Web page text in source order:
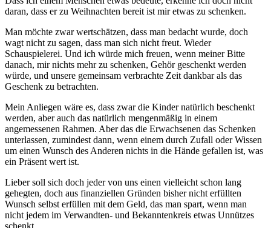
daran, dass er zu Weihnachten bereit ist mir etwas zu schenken.
Man möchte zwar wertschätzen, dass man bedacht wurde, doch
wagt nicht zu sagen, dass man sich nicht freut. Wieder
Schauspielerei. Und ich würde mich freuen, wenn meiner Bitte
danach, mir nichts mehr zu schenken, Gehör geschenkt werden
würde, und unsere gemeinsam verbrachte Zeit dankbar als das
Geschenk zu betrachten.
Mein Anliegen wäre es, dass zwar die Kinder natürlich beschenkt
werden, aber auch das natürlich mengenmäßig in einem
angemessenen Rahmen. Aber das die Erwachsenen das Schenken
unterlassen, zumindest dann, wenn einem durch Zufall oder Wissen
um einen Wunsch des Anderen nichts in die Hände gefallen ist, was
ein Präsent wert ist.
Lieber soll sich doch jeder von uns einen vielleicht schon lang
gehegten, doch aus finanziellen Gründen bisher nicht erfüllten
Wunsch selbst erfüllen mit dem Geld, das man spart, wenn man
nicht jedem im Verwandten- und Bekanntenkreis etwas Unnützes
schenkt.